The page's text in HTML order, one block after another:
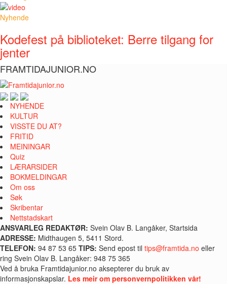
Nyhende
Kodefest på biblioteket: Berre tilgang for
jenter
FRAMTIDAJUNIOR.NO
NYHENDE
KULTUR
VISSTE DU AT?
FRITID
MEININGAR
Quiz
LÆRARSIDER
BOKMELDINGAR
Om oss
Søk
Skribentar
Nettstadskart
ANSVARLEG REDAKTØR: Svein Olav B. Langåker, Startsida
ADRESSE: Midthaugen 5, 5411 Stord.
TELEFON: 94 87 53 65 TIPS: Send epost til tips@framtida.no eller
ring Svein Olav B. Langåker: 948 75 365
Ved å bruka Framtidajunior.no aksepterer du bruk av
informasjonskapslar. Les meir om personvernpolitikken vår!